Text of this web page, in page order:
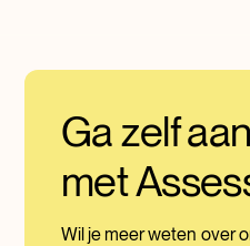
Ga zelf
met
Wil je meer weten over